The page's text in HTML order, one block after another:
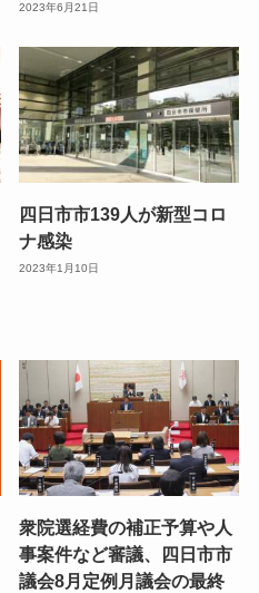
2023年6月21日
四日市市139人が新型コロ
ナ感染
2023年1月10日
衆院選経費の補正予算や人
事案件など審議、四日市市
議会8月定例月議会の最終